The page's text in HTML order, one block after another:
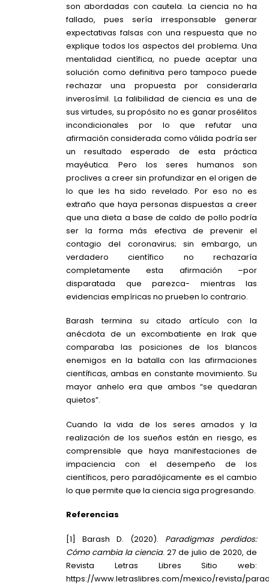
son abordadas con cautela. La ciencia no ha
fallado, pues sería irresponsable generar
expectativas falsas con una respuesta que no
explique todos los aspectos del problema. Una
mentalidad científica, no puede aceptar una
solución como definitiva pero tampoco puede
rechazar una propuesta por considerarla
inverosímil. La falibilidad de ciencia es una de
sus virtudes, su propósito no es ganar prosélitos
incondicionales por lo que refutar una
afirmación considerada como válida podría ser
un resultado esperado de esta práctica
mayéutica. Pero los seres humanos son
proclives a creer sin profundizar en el origen de
lo que les ha sido revelado. Por eso no es
extraño que haya personas dispuestas a creer
que una dieta a base de caldo de pollo podría
ser la forma más efectiva de prevenir el
contagio del coronavirus; sin embargo, un
verdadero científico no rechazaría
completamente esta afirmación –por
disparatada que parezca- mientras las
evidencias empíricas no prueben lo contrario.
Barash termina su citado artículo con la
anécdota de un excombatiente en Irak que
comparaba las posiciones de los blancos
enemigos en la batalla con las afirmaciones
científicas, ambas en constante movimiento. Su
mayor anhelo era que ambos “se quedaran
quietos”.
Cuando la vida de los seres amados y la
realización de los sueños están en riesgo, es
comprensible que haya manifestaciones de
impaciencia con el desempeño de los
científicos, pero paradójicamente es el cambio
lo que permite que la ciencia siga progresando.
Referencias
[1] Barash D. (2020). Paradigmas perdidos:
Cómo cambia la ciencia. 27 de julio de 2020, de
Revista Letras Libres Sitio web:
https://www.letraslibres.com/mexico/revista/